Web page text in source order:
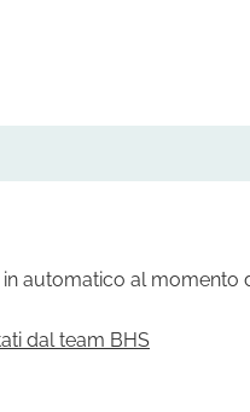
automatico al momento
dal team BHS